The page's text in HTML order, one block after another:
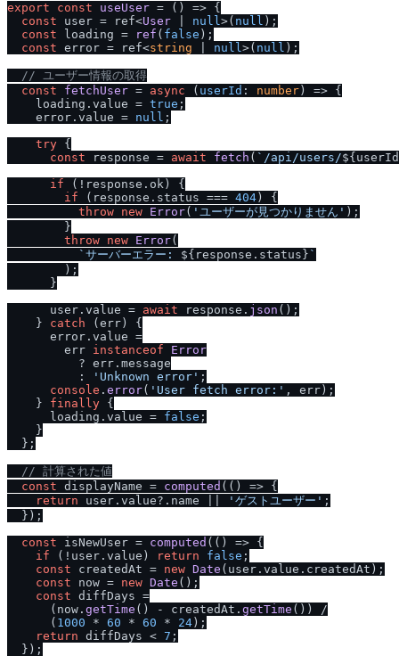
export
const useUser = ( ) => {
const user = ref<User null>( null );
const loading = ref ( false );
const error = ref<string null>( null );
// ユーザー情報の取得
const
fetchUser = async ( userId : number ) => {
    loading.
value = true ;
    error.
value = null ;
try {
const response = await fetch ( ` /api/users/
if (!response. ok ) {
if (response. status === 404 ) {
throw new Error( 'ユーザーが見つかりません' );
        }
throw new Error(
`サーバーエラー: ${response.status} `
        );
      }
      user.
value = await response. json ();
    }
catch (err) {
      error.
value =
        err
instanceof
Error
          ? err.
message
          :
'Unknown error' ;
console . error( 'User fetch error:' , err);
    }
finally {
      loading.
value = false ;
    }
  };
// 計算された値
const displayName = computed ( () => {
return user. value?. name 'ゲストユーザー' ;
  });
const isNewUser = computed ( () => {
if (!user. value ) return false ;
const createdAt = new Date (user. value . createdAt );
const now = new Date ();
const diffDays =
      (now.
getTime () - createdAt. getTime ()) /
      (
1000 * 60 * 60 * 24 );
return diffDays < 7 ;
  });